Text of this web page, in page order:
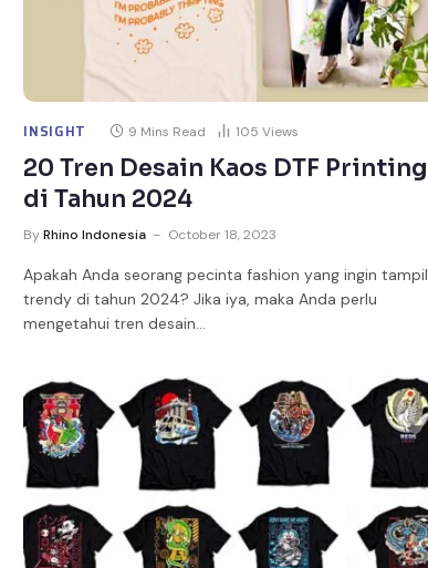
INSIGHT 9 Mins Read 105Views
20 Tren Desain Kaos DTF Printing
di Tahun 2024
By Rhino Indonesia October 18, 2023
Apakah Anda seorang pecinta fashion yang ingin tampil
trendy di tahun 2024? Jika iya, maka Anda perlu
mengetahui tren desain…